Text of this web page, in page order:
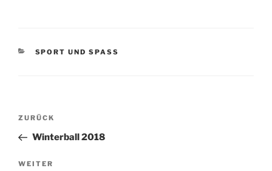
KATEGORIEN
SPORT UND SPASS
Beitragsnavigation
Vorheriger
Beitrag
ZURÜCK
Winterball 2018
Nächster
WEITER